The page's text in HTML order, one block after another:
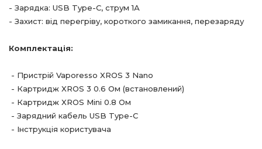
- Зарядка: USB Type-C, струм 1А
- Захист: від перегріву, короткого замикання, перезаряду
Комплектація:
- Пристрій Vaporesso XROS 3 Nano
- Картридж XROS 3 0.6 Ом (встановлений)
- Картридж XROS Mini 0.8 Ом
- Зарядний кабель USB Type-C
- Інструкція користувача